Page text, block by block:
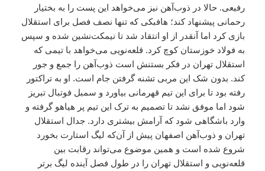
رفیعی. حالا در ذوب‌آهن نیز می‌خواهد این پست را به بختیار
رحمانی پیشنهاد کند؛ هافبکی که تنها نصف فصل برای استقلال
بازی کرد اما آنقدر از او انتقاد شد تا نیمکت‌نشین شده و سپس
به فولاد خوزستان کوچ کرد. قلعه‌نویی می‌خواهد با تیمی که
استقلال تهران در فکر بستنش است ذوب‌آهن را جمع و جور
کند. بدون شک این مربی تشنه گرفتن جام است. او به تراکتور
رفته بود تا برای این تیم قهرمانی بیاورد و سمبل فوتبال تبریز
شود اما موفق نشد تا تصمیم به ترک این تیم پر هیاهو گرفته و
وارد باشگاهی شود که آرامش بیشتری دارد. جدال استقلال
تهران و ذوب‌آهن اصفهان پیش از آن‌که لیگ استارت بخورد
شروع شده است و همین موضوع می‌تواند رقابت بین
قلعه‌نویی و استقلال تهران را در طول فصل آینده لیگ برتر